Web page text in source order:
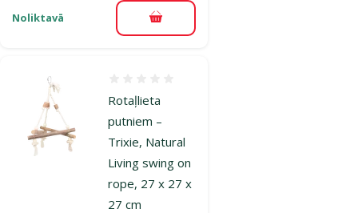
Noliktavā Pievienot grozam
Rotaļlieta
putniem –
Trixie, Natural
Living swing on
rope, 27 x 27 x
27 cm